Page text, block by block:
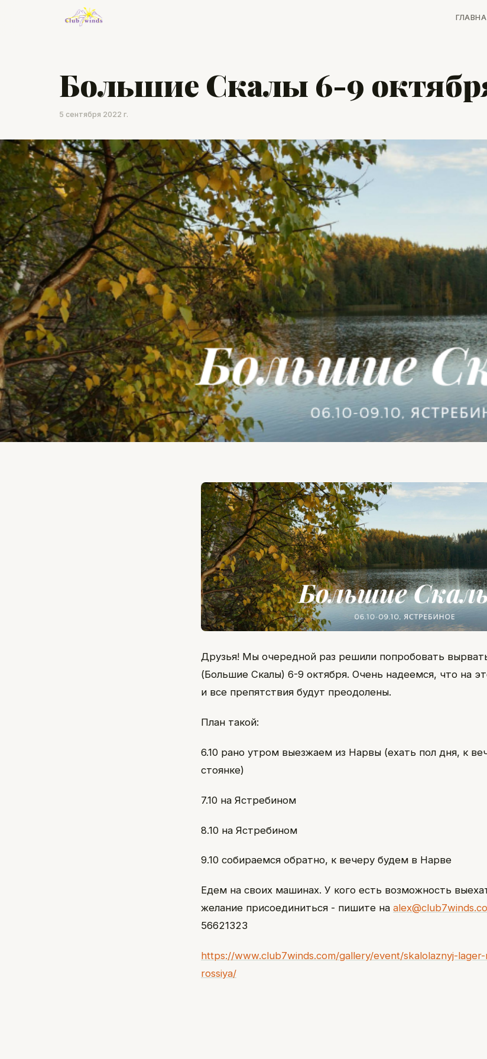
Большие Скалы 6-9
5 сентября 2022 г.
Друзья! Мы очередной раз решили попробовать
(Большие Скалы) 6-9 октября. Очень надеемся, что на
и все препятствия будут преодолены.
План такой:
6.10 рано утром выезжаем из Нарвы (ехать пол дня, к
стоянке)
7.10 на Ястребином
8.10 на Ястребином
9.10 собираемся обратно, к вечеру будем в Нарве
Едем на своих машинах. У кого есть возможность
желание присоединиться - пишите на
56621323
https://www.club7winds.com/gallery/event/skalolaznyj-
rossiya/